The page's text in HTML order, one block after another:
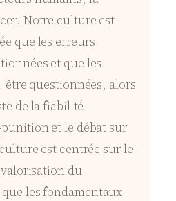
Notre culture est
que les erreurs
et que les
être questionnées, alors
de la fiabilité
et le débat sur
est centrée sur le
du
les fondamentaux